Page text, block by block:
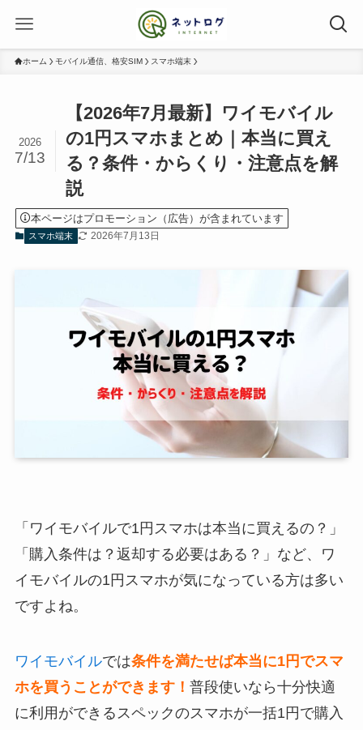
ホーム モバイル通信、格安SIM スマホ端末
【2026年7月最新】ワイモバイル
の1円スマホまとめ｜本当に買え
る？条件・からくり・注意点を解
説
2026
7/13
本ページはプロモーション（広告）が含まれています
スマホ端末 2026年7月13日
「ワイモバイルで1円スマホは本当に買えるの？」
「購入条件は？返却する必要はある？」など、ワ
イモバイルの1円スマホが気になっている方は多い
ですよね。
ワイモバイルでは条件を満たせば本当に1円でスマ
ホを買うことができます！ 普段使いなら十分快適
に利用ができるスペックのスマホが一括1円で購入